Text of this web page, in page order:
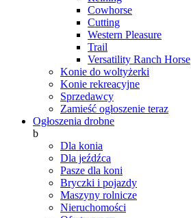
Cowhorse
Cutting
Western Pleasure
Trail
Versatility Ranch Horse
Konie do woltyżerki
Konie rekreacyjne
Sprzedawcy
Zamieść ogłoszenie teraz
Ogłoszenia drobne
b
Dla konia
Dla jeźdźca
Pasze dla koni
Bryczki i pojazdy
Maszyny rolnicze
Nieruchomości